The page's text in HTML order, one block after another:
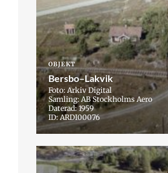
OBJEKT
Bersbo–Lakvik
Foto: Arkiv Digital
Samling: AB Stockholms Aero
Daterad: 1959
ID: ARDI00076